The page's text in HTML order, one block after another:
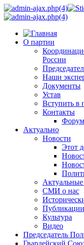
О партии
России
Наши
Документы
Устав
Вступить в
Контакты
Форум
Актуально
Новости
Этот
СМИ о нас
Публикации
Культура
Видео
Председатель
Гвардейский